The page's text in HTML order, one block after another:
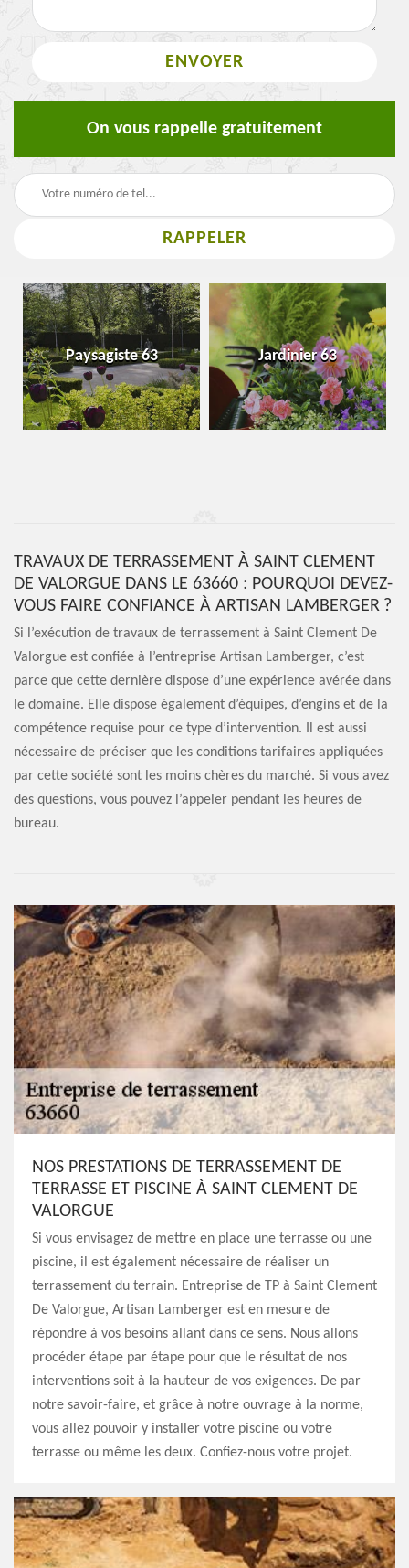
On vous rappelle gratuitement
Paysagiste 63 Jardinier 63
TRAVAUX DE TERRASSEMENT À SAINT CLEMENT
DE VALORGUE DANS LE 63660 : POURQUOI DEVEZ-
VOUS FAIRE CONFIANCE À ARTISAN LAMBERGER ?
Si l’exécution de travaux de terrassement à Saint Clement De
Valorgue est confiée à l’entreprise Artisan Lamberger, c’est
parce que cette dernière dispose d’une expérience avérée dans
le domaine. Elle dispose également d’équipes, d’engins et de la
compétence requise pour ce type d’intervention. Il est aussi
nécessaire de préciser que les conditions tarifaires appliquées
par cette société sont les moins chères du marché. Si vous avez
des questions, vous pouvez l’appeler pendant les heures de
bureau.
NOS PRESTATIONS DE TERRASSEMENT DE
TERRASSE ET PISCINE À SAINT CLEMENT DE
VALORGUE
Si vous envisagez de mettre en place une terrasse ou une
piscine, il est également nécessaire de réaliser un
terrassement du terrain. Entreprise de TP à Saint Clement
De Valorgue, Artisan Lamberger est en mesure de
répondre à vos besoins allant dans ce sens. Nous allons
procéder étape par étape pour que le résultat de nos
interventions soit à la hauteur de vos exigences. De par
notre savoir-faire, et grâce à notre ouvrage à la norme,
vous allez pouvoir y installer votre piscine ou votre
terrasse ou même les deux. Confiez-nous votre projet.